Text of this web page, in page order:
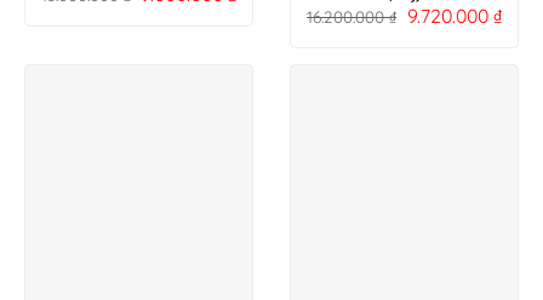
16.200.000₫ 9.720.000 ₫